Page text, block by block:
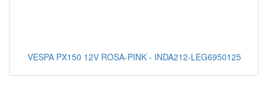
VESPA PX150 12V ROSA-PINK - INDA212-LEG6950125